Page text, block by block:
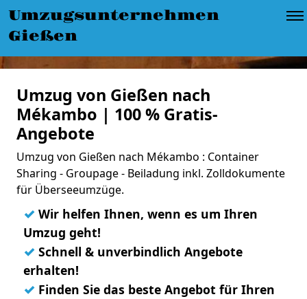
Umzugsunternehmen
Gießen
Umzug von Gießen nach
Mékambo | 100 % Gratis-
Angebote
Umzug von Gießen nach Mékambo : Container
Sharing - Groupage - Beiladung inkl. Zolldokumente
für Überseeumzüge.
✓ Wir helfen Ihnen, wenn es um Ihren
Umzug geht!
✓ Schnell & unverbindlich Angebote
erhalten!
✓ Finden Sie das beste Angebot für Ihren